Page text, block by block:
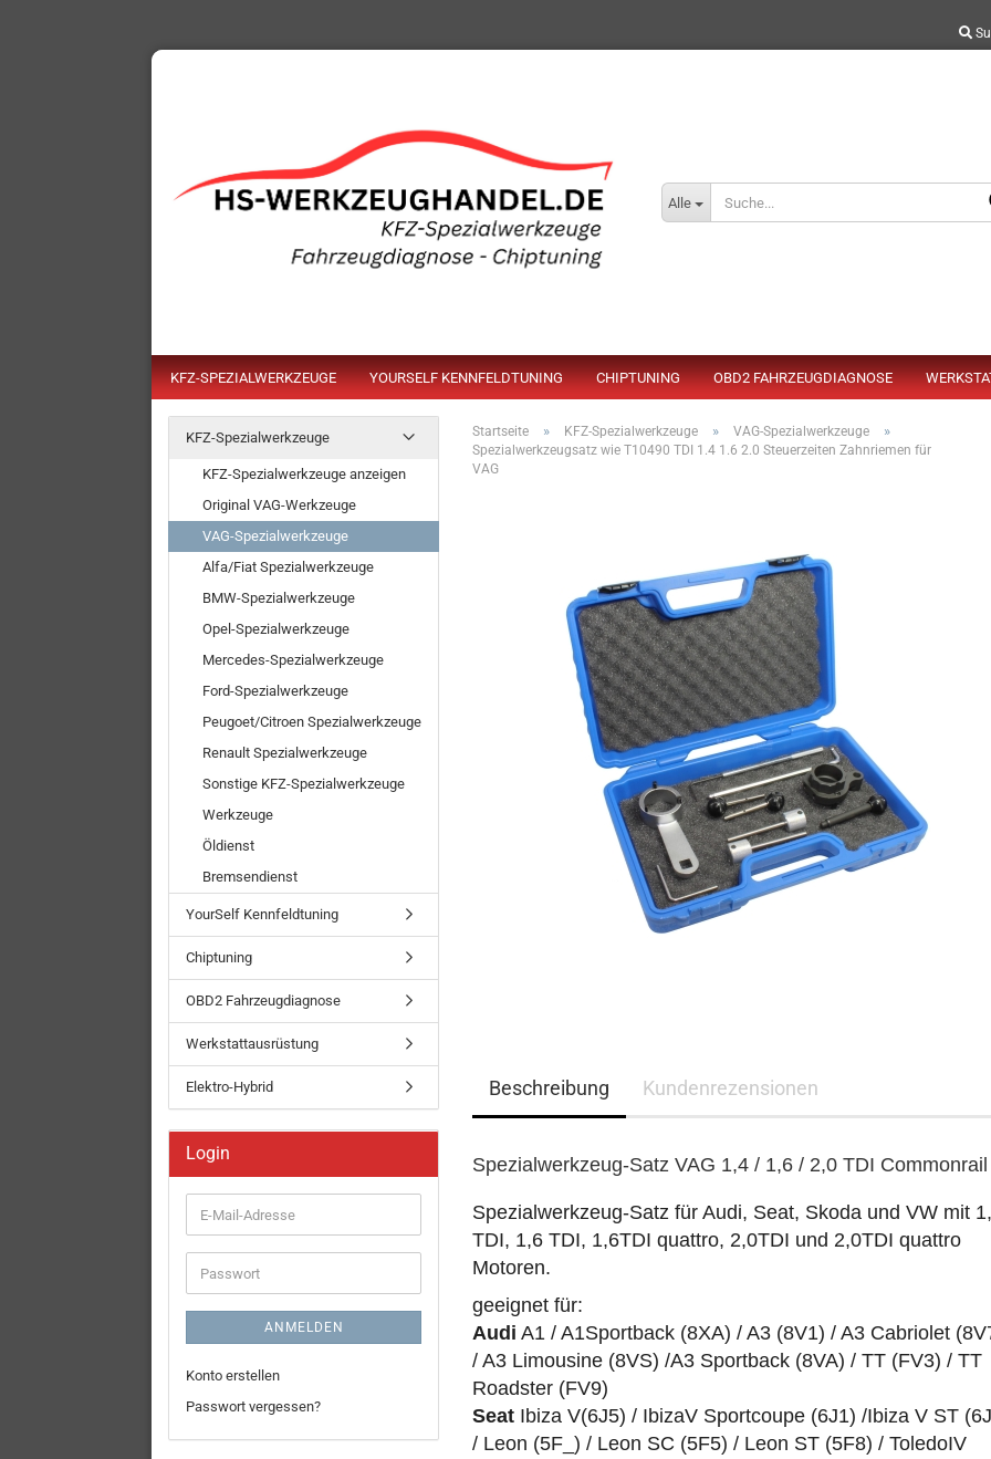
Alle
KFZ-SPEZIALWERKZEUGE YOURSELF KENNFELDTUNING CHIPTUNING OBD2 FAHRZEUGDIAGNOSE
Startseite » KFZ-Spezialwerkzeuge » VAG-Spezialwerkzeuge »
Spezialwerkzeugsatz wie T10490 TDI 1.4 1.6 2.0 Steuerzeiten Zahnriemen für
VAG
Beschreibung Kundenrezensionen
Spezialwerkzeug-Satz VAG 1,4 / 1,6 / 2,0 TDI Commonrail
Spezialwerkzeug-Satz für Audi, Seat, Skoda und VW mit
TDI, 1,6 TDI, 1,6TDI quattro, 2,0TDI und 2,0TDI quattro
Motoren.
geeignet für:
Audi A1 / A1Sportback (8XA) / A3 (8V1) / A3 Cabriolet
/ A3 Limousine (8VS) /A3 Sportback (8VA) / TT (FV3) / TT
Roadster (FV9)
Seat Ibiza V(6J5) / IbizaV Sportcoupe (6J1) /Ibiza V ST
/ Leon (5F_) / Leon SC (5F5) / Leon ST (5F8) / ToledoIV
KFZ-Spezialwerkzeuge
KFZ-Spezialwerkzeuge anzeigen
Original VAG-Werkzeuge
VAG-Spezialwerkzeuge
Alfa/Fiat Spezialwerkzeuge
BMW-Spezialwerkzeuge
Opel-Spezialwerkzeuge
Mercedes-Spezialwerkzeuge
Ford-Spezialwerkzeuge
Peugoet/Citroen Spezialwerkzeuge
Renault Spezialwerkzeuge
Sonstige KFZ-Spezialwerkzeuge
Werkzeuge
Öldienst
Bremsendienst
YourSelf Kennfeldtuning
Chiptuning
OBD2 Fahrzeugdiagnose
Werkstattausrüstung
Elektro-Hybrid
Login
E-
Mail-
Adresse
Passwort
ANMELDEN
Konto erstellen
Passwort vergessen?